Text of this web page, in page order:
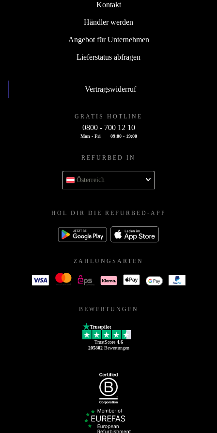
Kontakt
Händler werden
Angebot für Unternehmen
Lieferstatus abfragen
Vertragswiderruf
GRATIS HOTLINE
0800 - 700 12 10
Mon - Fri 09:00 - 19:00
REFURBED IN
Österreich
HOL DIR DIE REFURBED-APP
ZAHLUNGSARTEN
BEWERTUNGEN
Trustpilot
TrustScore 4.6
205802Bewertungen